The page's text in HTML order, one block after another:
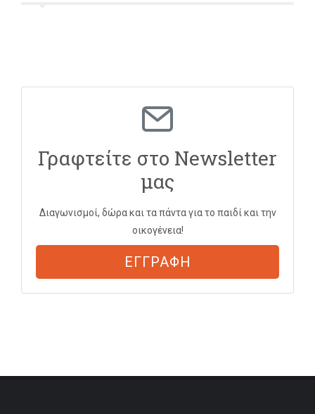
Γραφτείτε στο Newsletter
μας
Διαγωνισμοί, δώρα και τα πάντα για το παιδί και την
οικογένεια!
ΕΓΓΡΑΦΗ